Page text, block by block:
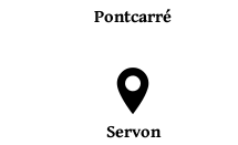
Pontcarré
Servon